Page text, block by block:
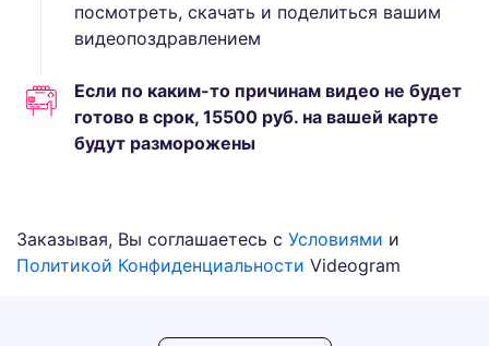
посмотреть, скачать и поделиться вашим
видеопоздравлением
Если по каким-то причинам видео не будет
готово в срок, 15500 руб. на вашей карте
будут разморожены
Заказывая, Вы соглашаетесь с Условиями и
Политикой Конфиденциальности Videogram